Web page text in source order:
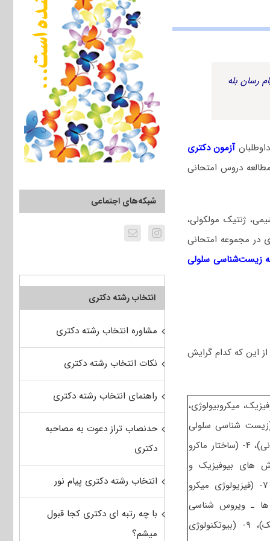
رسان بله
آزمون دکتری
دروس امتحانی
ژنتیک مولکولی،
در مجموعه امتحانی
زیست‌شناسی سلولی
این که کدام گرایش
شامل ۲- (بیوشیمی، بیوفیزیک، میکروبیولوژی،
سلولی و مولکولی) و کارشناسی ارشد شامل ۳- (زیست شناسی سلولی
پیشرفته- زیست شناسی مولکولی پیشرفته- فرایندهای تنظیمی و ترارسانی)، ۴- (ساختار ماکرو
– روش های بیوفیزیک و
بیوشیمی)، ۶- (سیتو ژنتیک – ژنتیک مولکولی ـ- مهندسی ژنتیک)، ۷- (فیزیولوژی میکرو
ها ـ ویروس شناسی
پیشرفته)، ۸- (بیوفیزیک (سلولی، پرتوی، مولکولی) ـ- بیوترمودینامیک)، ۹- (بیوتکنولوژی
شبکه‌های اجتماعی
انتخاب رشته دکتری
مشاوره انتخاب رشته دکتری
نکات انتخاب رشته دکتری
راهنمای انتخاب رشته دکتری
حدنصاب تراز دعوت به مصاحبه
دکتری
انتخاب رشته دکتری پیام نور
با چه رتبه ای دکتری کجا قبول
میشم؟